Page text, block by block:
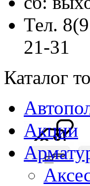
Тел.
21-31
Каталог
Акции